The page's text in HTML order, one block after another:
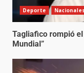
Deporte Nacionales
Tagliafico rompió
Mundial”